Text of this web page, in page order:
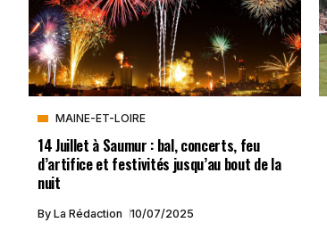
MAINE-ET-LOIRE
14 Juillet à Saumur : bal, concerts, feu
d’artifice et festivités jusqu’au bout de la
nuit
By La Rédaction 10/07/2025